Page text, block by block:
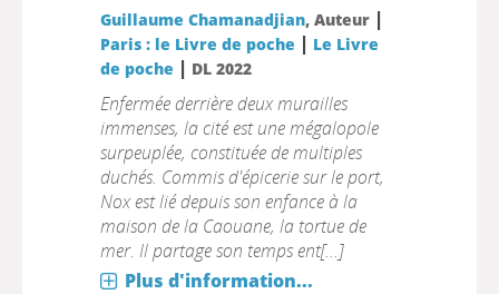
Guillaume Chamanadjian, Auteur |
Paris : le Livre de poche | Le Livre
de poche | DL 2022
Enfermée derrière deux murailles
immenses, la cité est une mégalopole
surpeuplée, constituée de multiples
duchés. Commis d'épicerie sur le port,
Nox est lié depuis son enfance à la
maison de la Caouane, la tortue de
mer. Il partage son temps ent[...]
Plus d'information...